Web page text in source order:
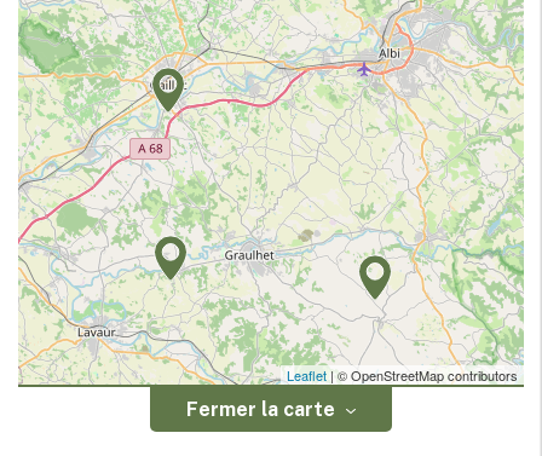
Leaflet | © OpenStreetMap contributors
Fermer la carte